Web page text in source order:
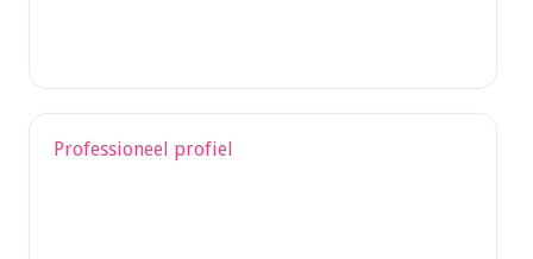
Professioneel profiel